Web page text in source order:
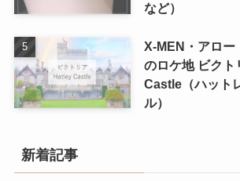
など）
X-MEN・アロー
のロケ地 ビク
Castle（ハット
ル）
新着記事